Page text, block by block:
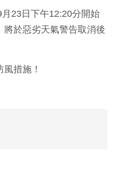
23日下午12:20分開始
於惡劣天氣警告取消後
措施！